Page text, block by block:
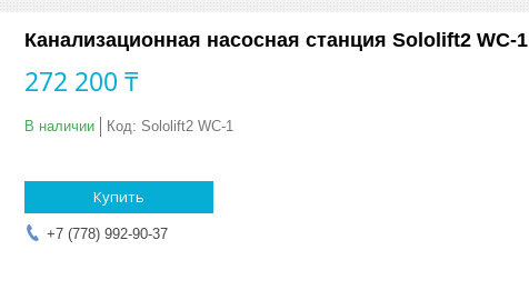
Канализационная насосная станция Sololift2 WC-1
272 200 ₸
В наличии Код: Sololift2 WC-1
Купить
+7 (778) 992-90-37